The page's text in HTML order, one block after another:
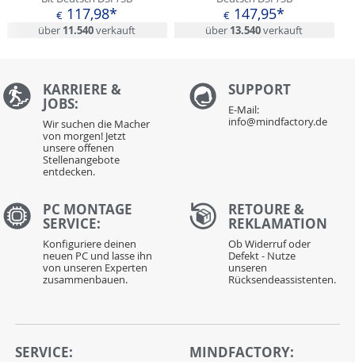
€ 117,98*
über 11.540verkauft
€ 147,95*
über 13.540verkauft
KARRIERE &
JOBS:
Wir suchen die Macher
von morgen! Jetzt
unsere offenen
Stellenangebote
entdecken.
SUPPORT
E-Mail:
info@mindfactory.de
PC MONTAGE
SERVICE:
Konfiguriere deinen
neuen PC und lasse ihn
von unseren Experten
zusammenbauen.
RETOURE &
REKLAMATION
Ob Widerruf oder
Defekt - Nutze
unseren
Rücksendeassistenten.
SERVICE: MINDFACTORY: